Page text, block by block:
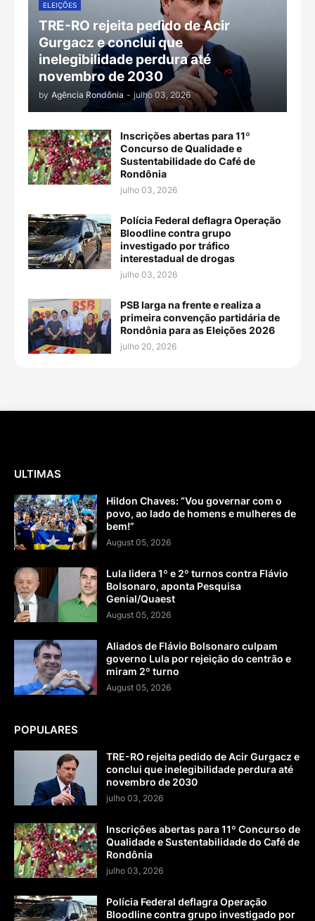
ELEIÇÕES
TRE-RO rejeita pedido de Acir
Gurgacz e conclui que
inelegibilidade perdura até
novembro de 2030
by Agência Rondônia - julho 03, 2026
Inscrições abertas para 11º
Concurso de Qualidade e
Sustentabilidade do Café de
Rondônia
julho 03, 2026
Polícia Federal deflagra Operação
Bloodline contra grupo
investigado por tráfico
interestadual de drogas
julho 03, 2026
PSB larga na frente e realiza a
primeira convenção partidária de
Rondônia para as Eleições 2026
julho 20, 2026
ULTIMAS
Hildon Chaves: “Vou governar com o
povo, ao lado de homens e mulheres de
bem!”
August 05, 2026
Lula lidera 1º e 2º turnos contra Flávio
Bolsonaro, aponta Pesquisa
Genial/Quaest
August 05, 2026
Aliados de Flávio Bolsonaro culpam
governo Lula por rejeição do centrão e
miram 2º turno
August 05, 2026
POPULARES
TRE-RO rejeita pedido de Acir Gurgacz e
conclui que inelegibilidade perdura até
novembro de 2030
julho 03, 2026
Inscrições abertas para 11º Concurso de
Qualidade e Sustentabilidade do Café de
Rondônia
julho 03, 2026
Polícia Federal deflagra Operação
Bloodline contra grupo investigado por